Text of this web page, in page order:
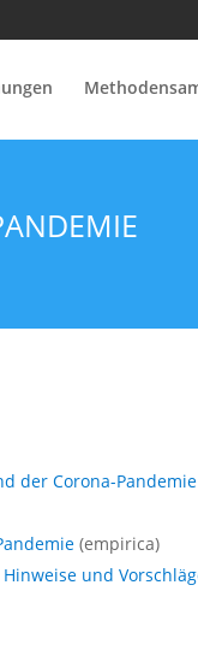
der Corona-Pandemie
(empirica)
und